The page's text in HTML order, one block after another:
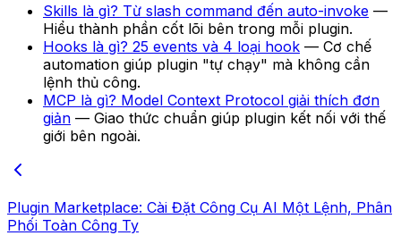
Skills là gì? Từ slash command đến auto-invoke —
Hiểu thành phần cốt lõi bên trong mỗi plugin.
Hooks là gì? 25 events và 4 loại hook — Cơ chế
automation giúp plugin "tự chạy" mà không cần
lệnh thủ công.
MCP là gì? Model Context Protocol giải thích đơn
giản — Giao thức chuẩn giúp plugin kết nối với thế
giới bên ngoài.
Plugin Marketplace: Cài Đặt Công Cụ AI Một Lệnh, Phân
Phối Toàn Công Ty